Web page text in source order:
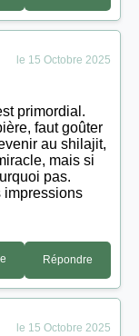
le 15 Octobre 2025
primordial.
faut goûter
au shilajit,
mais si
pas.
impressions
Répondre
le 15 Octobre 2025